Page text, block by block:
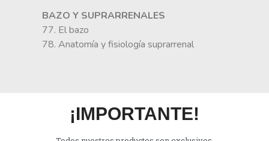
BAZO Y SUPRARRENALES
77. El bazo
78. Anatomía y fisiología suprarrenal
¡IMPORTANTE!